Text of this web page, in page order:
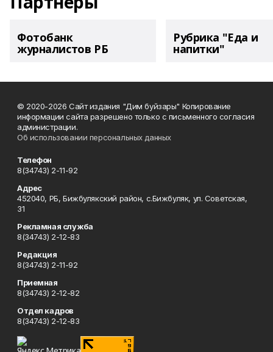
Фотобанк
журналистов РБ
Рубрика "Еда и
напитки"
© 2020-2026 Сайт издания "Дим буйзары" Копирование
информации сайта разрешено только с письменного согласия
администрации.
Об использовании персональных данных
Телефон
8(34743) 2-11-92
Адрес
452040, РБ, Бижбулякский район, с.Бижбуляк, ул. Советская,
31
Рекламная служба
8(34743) 2-12-83
Редакция
8(34743) 2-11-92
Приемная
8(34743) 2-12-82
Отдел кадров
8(34743) 2-12-83